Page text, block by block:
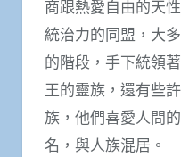
商跟熱愛自由的天
統治力的同盟，大
的階段，手下統領
王的靈族，還有些
族，他們喜愛人間
名，與人族混居。